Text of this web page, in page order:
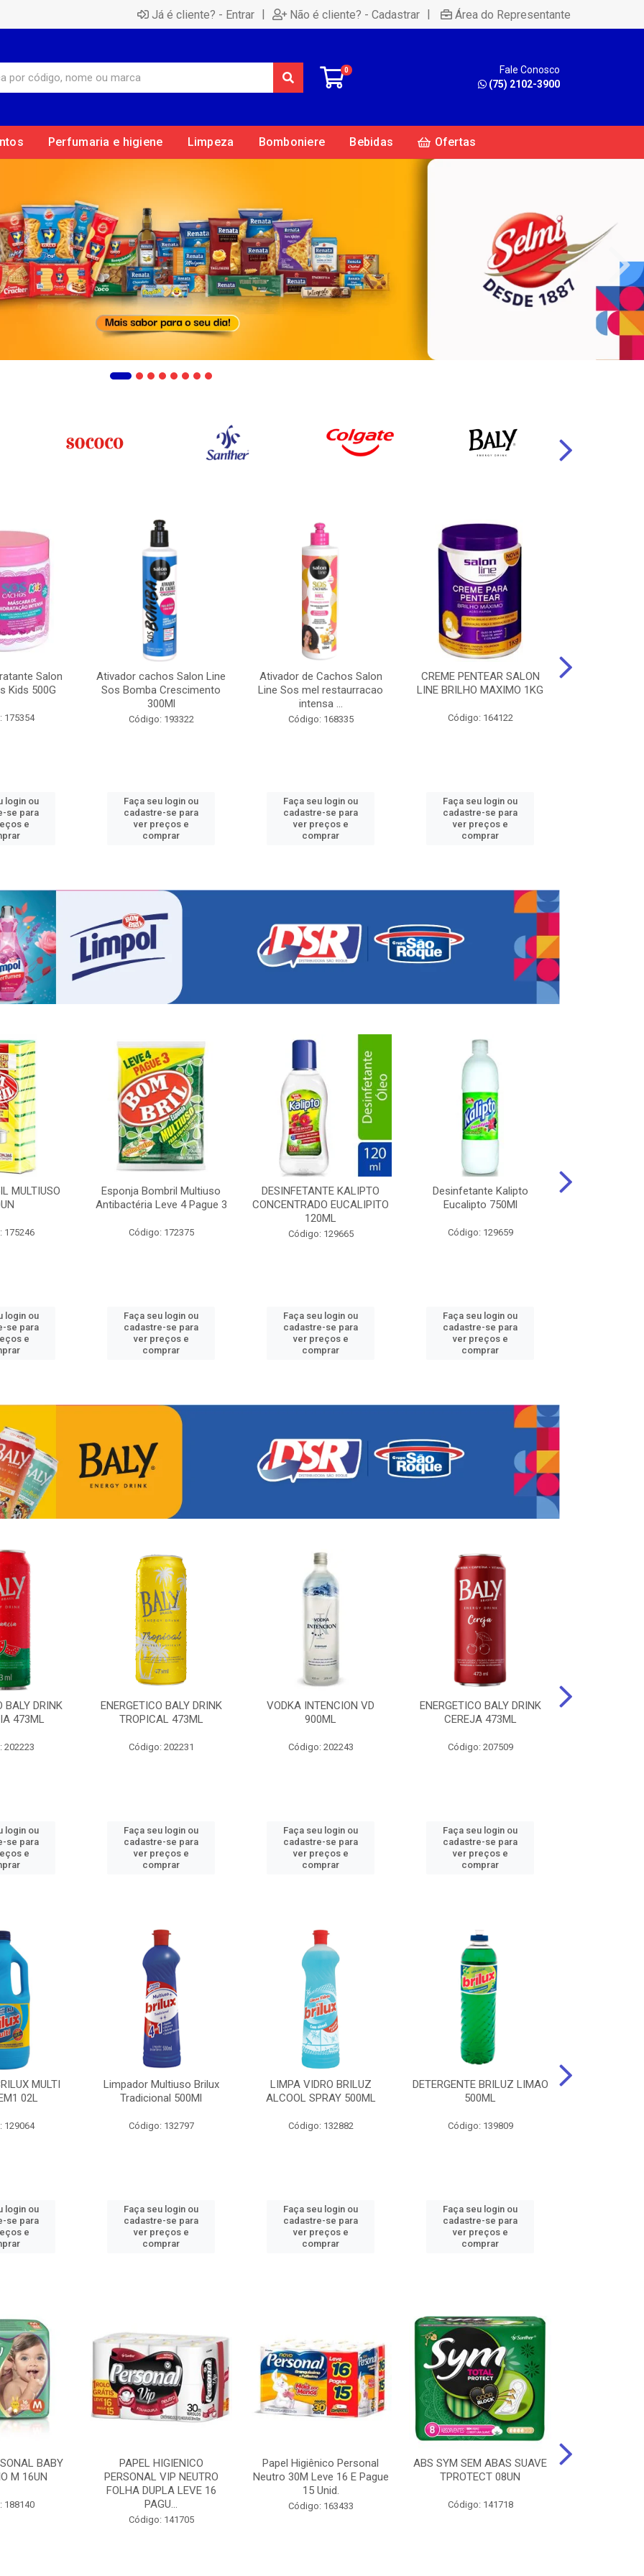
Já é cliente? - Entrar | Não é cliente? - Cadastrar | Área do Representante
0
Fale Conosco
(75) 2102-3900
Perfumaria e higiene Limpeza Bomboniere Bebidas Ofertas
Salon
Kids 500G
175354
login ou
se para
e
Ativador cachos Salon Line
Sos Bomba Crescimento
300Ml
Código: 193322
Faça seu login ou
cadastre-se para
ver preços e
comprar
Ativador de Cachos Salon
Line Sos mel restaurracao
intensa ...
Código: 168335
Faça seu login ou
cadastre-se para
ver preços e
comprar
CREME PENTEAR SALON
LINE BRILHO MAXIMO 1KG
Código: 164122
Faça seu login ou
cadastre-se para
ver preços e
comprar
MULTIUSO
175246
login ou
se para
e
Esponja Bombril Multiuso
Antibactéria Leve 4 Pague 3
Código: 172375
Faça seu login ou
cadastre-se para
ver preços e
comprar
DESINFETANTE KALIPTO
CONCENTRADO EUCALIPITO
120ML
Código: 129665
Faça seu login ou
cadastre-se para
ver preços e
comprar
Desinfetante Kalipto
Eucalipto 750Ml
Código: 129659
Faça seu login ou
cadastre-se para
ver preços e
comprar
BALY DRINK
473ML
202223
login ou
se para
e
ENERGETICO BALY DRINK
TROPICAL 473ML
Código: 202231
Faça seu login ou
cadastre-se para
ver preços e
comprar
VODKA INTENCION VD
900ML
Código: 202243
Faça seu login ou
cadastre-se para
ver preços e
comprar
ENERGETICO BALY DRINK
CEREJA 473ML
Código: 207509
Faça seu login ou
cadastre-se para
ver preços e
comprar
MULTI
02L
129064
login ou
se para
e
Limpador Multiuso Brilux
Tradicional 500Ml
Código: 132797
Faça seu login ou
cadastre-se para
ver preços e
comprar
LIMPA VIDRO BRILUZ
ALCOOL SPRAY 500ML
Código: 132882
Faça seu login ou
cadastre-se para
ver preços e
comprar
DETERGENTE BRILUZ LIMAO
500ML
Código: 139809
Faça seu login ou
cadastre-se para
ver preços e
comprar
BABY
M 16UN
188140
PAPEL HIGIENICO
PERSONAL VIP NEUTRO
FOLHA DUPLA LEVE 16
PAGU...
Código: 141705
Papel Higiênico Personal
Neutro 30M Leve 16 E Pague
15 Unid.
Código: 163433
ABS SYM SEM ABAS SUAVE
TPROTECT 08UN
Código: 141718